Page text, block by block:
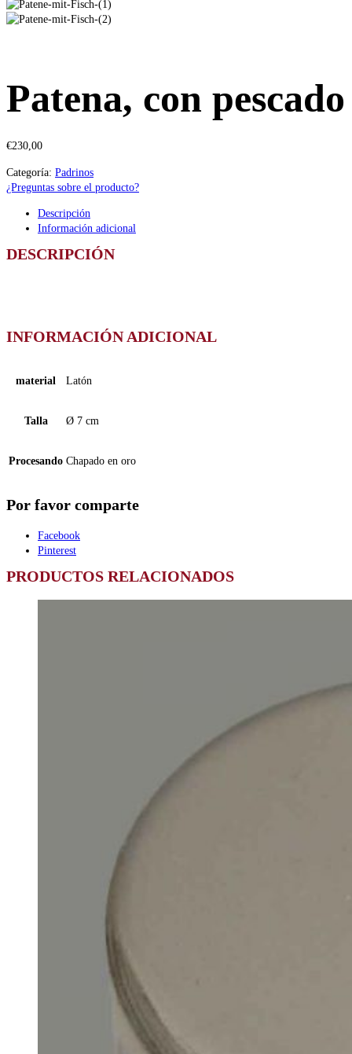
Patena, con pescado
€230,00
Categoría: Padrinos
¿Preguntas sobre el producto?
Descripción
Información adicional
DESCRIPCIÓN
INFORMACIÓN ADICIONAL
material Latón
Talla Ø 7 cm
Procesando Chapado en oro
Por favor comparte
Facebook
Pinterest
PRODUCTOS RELACIONADOS